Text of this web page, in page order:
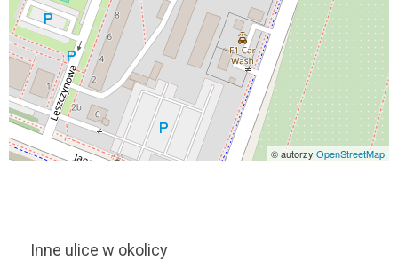
© autorzy OpenStreetMap
Inne ulice w okolicy